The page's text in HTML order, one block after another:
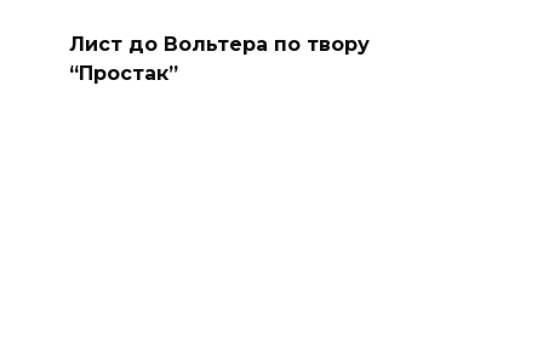
Лист до Вольтера по твору
“Простак”